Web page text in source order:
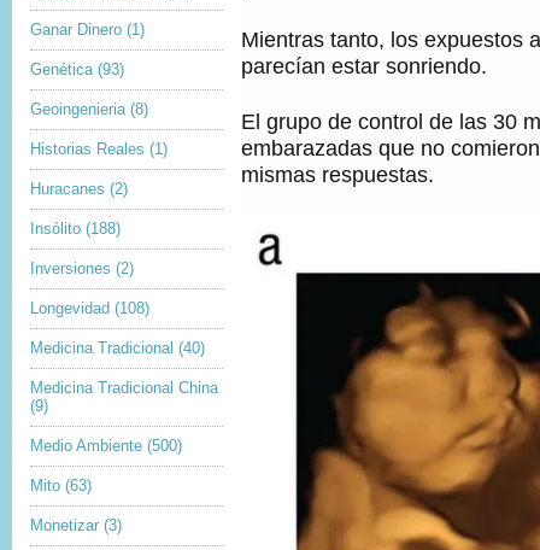
Ganar Dinero (1)
Genética (93)
Geoingenieria (8)
Historias Reales (1)
Huracanes (2)
Insólito (188)
Inversiones (2)
Longevidad (108)
Medicina Tradicional (40)
Medicina Tradicional China
(9)
Medio Ambiente (500)
Mito (63)
Monetizar (3)
Mientras tanto, los expuestos
parecían estar sonriendo.
El grupo de control de las 30
embarazadas que no
mismas respuestas.